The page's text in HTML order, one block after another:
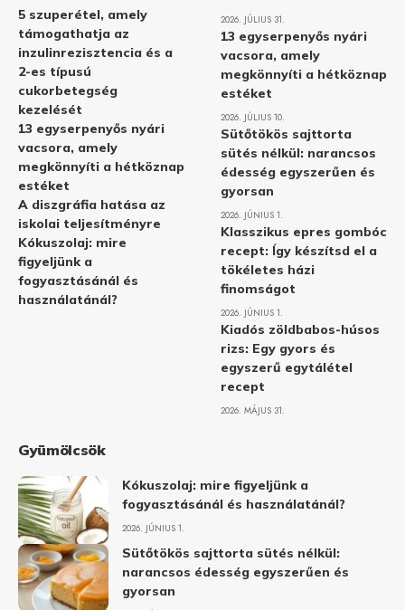
5 szuperétel, amely
támogathatja az
inzulinrezisztencia és a
2-es típusú
cukorbetegség
kezelését
13 egyserpenyős nyári
vacsora, amely
megkönnyíti a hétköznap
estéket
A diszgráfia hatása az
iskolai teljesítményre
Kókuszolaj: mire
figyeljünk a
fogyasztásánál és
használatánál?
2026. JÚLIUS 31.
13 egyserpenyős nyári
vacsora, amely
megkönnyíti a hétköznap
estéket
2026. JÚLIUS 10.
Sütőtökös sajttorta
sütés nélkül: narancsos
édesség egyszerűen és
gyorsan
2026. JÚNIUS 1.
Klasszikus epres gombóc
recept: Így készítsd el a
tökéletes házi
finomságot
2026. JÚNIUS 1.
Kiadós zöldbabos-húsos
rizs: Egy gyors és
egyszerű egytálétel
recept
2026. MÁJUS 31.
Gyümölcsök
Kókuszolaj: mire figyeljünk a
fogyasztásánál és használatánál?
2026. JÚNIUS 1.
Sütőtökös sajttorta sütés nélkül:
narancsos édesség egyszerűen és
gyorsan